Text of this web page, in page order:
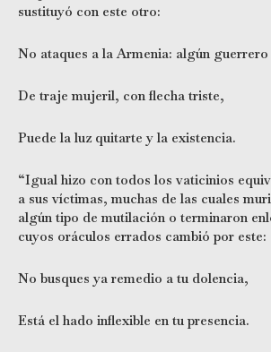
sustituyó con este otro:
No ataques a la Armenia: algún guerrero
De traje mujeril, con flecha triste,
Puede la luz quitarte y la existencia.
“Igual hizo con todos los vaticinios
a sus víctimas, muchas de las cuales
algún tipo de mutilación o terminaron
cuyos oráculos errados cambió por este:
No busques ya remedio a tu dolencia,
Está el hado inflexible en tu presencia.